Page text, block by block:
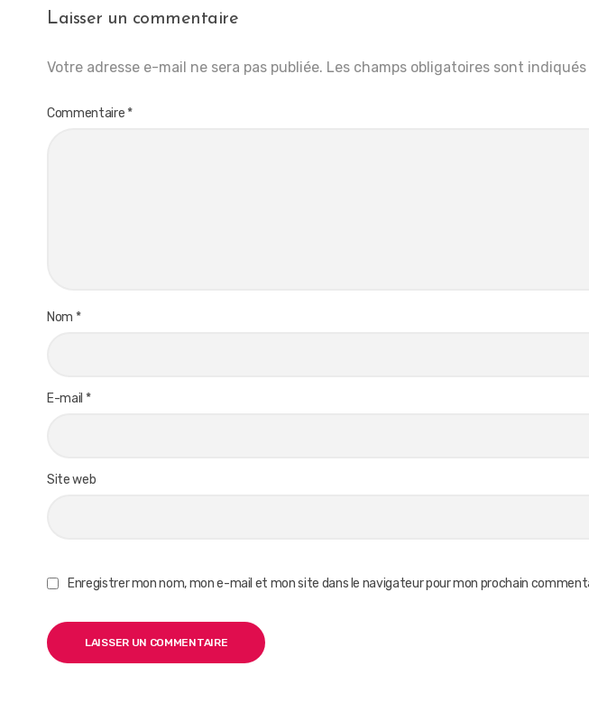
Laisser un commentaire
Votre adresse e-mail ne sera pas publiée. Les champs obligatoires sont indiqués
Commentaire *
Nom *
E-mail *
Site web
Enregistrer mon nom, mon e-mail et mon site dans le navigateur pour mon prochain